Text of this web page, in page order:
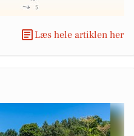
Læs hele artiklen her